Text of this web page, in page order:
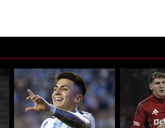
título "Kevin Castaño se va de River y jugará en
Un artículo de tendencia con el título "¡Una
Un artículo